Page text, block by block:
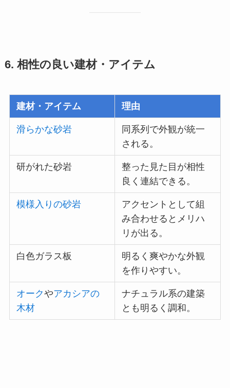
6. 相性の良い建材・アイテム
建材・アイテム 理由
滑らかな砂岩
同系列で外観が統一
される。
研がれた砂岩
整った見た目が相性
良く連結できる。
模様入りの砂岩
アクセントとして組
み合わせるとメリハ
リが出る。
白色ガラス板
明るく爽やかな外観
を作りやすい。
オークやアカシアの
木材
ナチュラル系の建築
とも明るく調和。